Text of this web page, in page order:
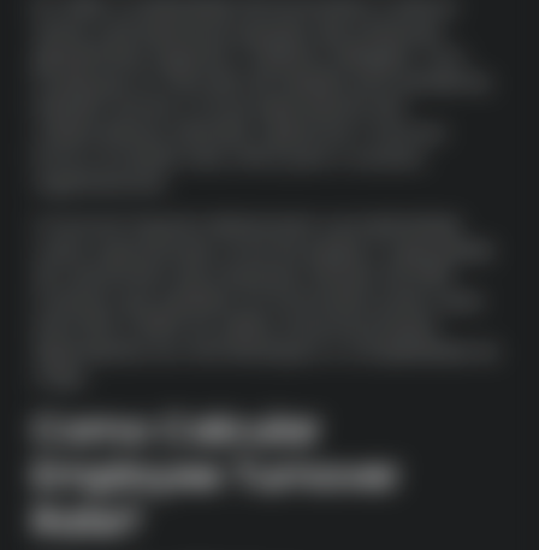
Como Calcular
Employee Turnover
Rate?